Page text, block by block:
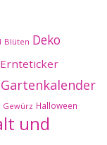
Blüten Deko
Ernteticker
Gartenkalender
Gewürz Halloween
und